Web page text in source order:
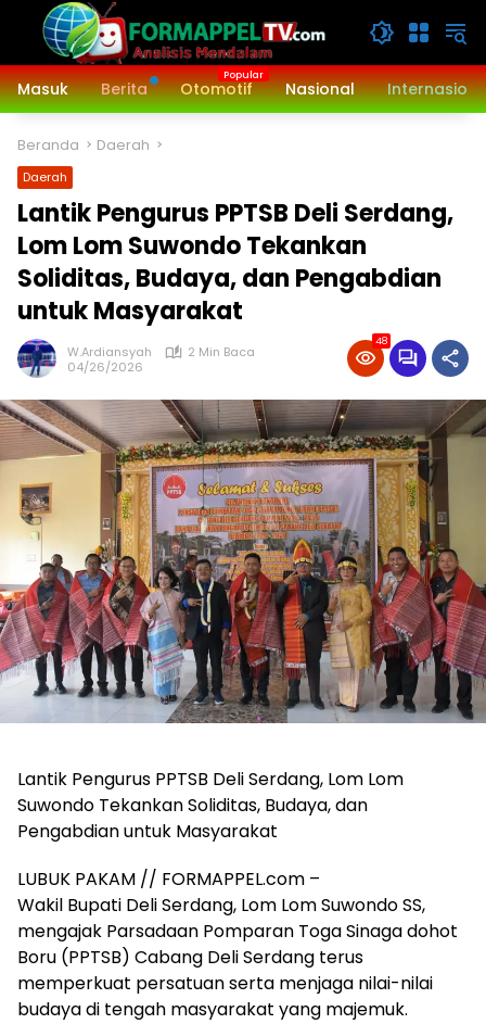
Langsung
konten
Masuk
Berita Otomotif Nasional
Beranda Daerah
Daerah
Lantik Pengurus PPTSB Deli Serdang,
Lom Lom Suwondo Tekankan
Soliditas, Budaya, dan Pengabdian
untuk Masyarakat
W.Ardiansyah
2 Min Baca
04/26/2026
48
Lantik Pengurus PPTSB Deli Serdang, Lom Lom
Suwondo Tekankan Soliditas, Budaya, dan
Pengabdian untuk Masyarakat
LUBUK PAKAM // FORMAPPEL.com –
Wakil Bupati Deli Serdang, Lom Lom Suwondo SS,
mengajak Parsadaan Pomparan Toga Sinaga dohot
Boru (PPTSB) Cabang Deli Serdang terus
memperkuat persatuan serta menjaga nilai-nilai
budaya di tengah masyarakat yang majemuk.